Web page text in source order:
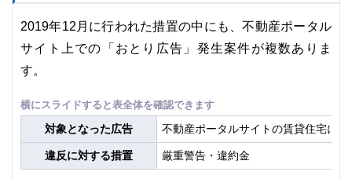
2019年12月に行われた措置の中にも、不動産ポータル
サイト上での「おとり広告」発生案件が複数ありま
す。
対象となった広告
不動産ポータルサイトの賃貸住宅に関
違反に対する措置
厳重警告・違約金